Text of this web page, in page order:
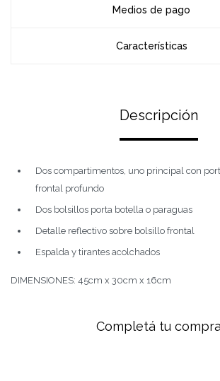
Medios de pago
Características
Descripción
Dos compartimentos, uno principal con
frontal profundo
Dos bolsillos porta botella o paraguas
Detalle reflectivo sobre bolsillo frontal
Espalda y tirantes acolchados
DIMENSIONES: 45cm x 30cm x 16cm
Completá tu compra